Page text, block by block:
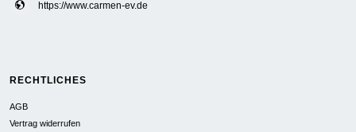
https://www.carmen-ev.de
RECHTLICHES
AGB
Vertrag widerrufen